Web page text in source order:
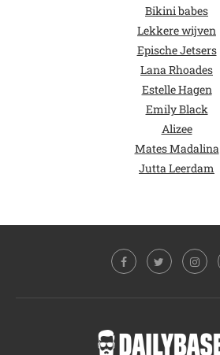
Bikini babes
Lekkere wijven
Epische Jetsers
Lana Rhoades
Estelle Hagen
Emily Black
Alizee
Mates Madalina
Jutta Leerdam